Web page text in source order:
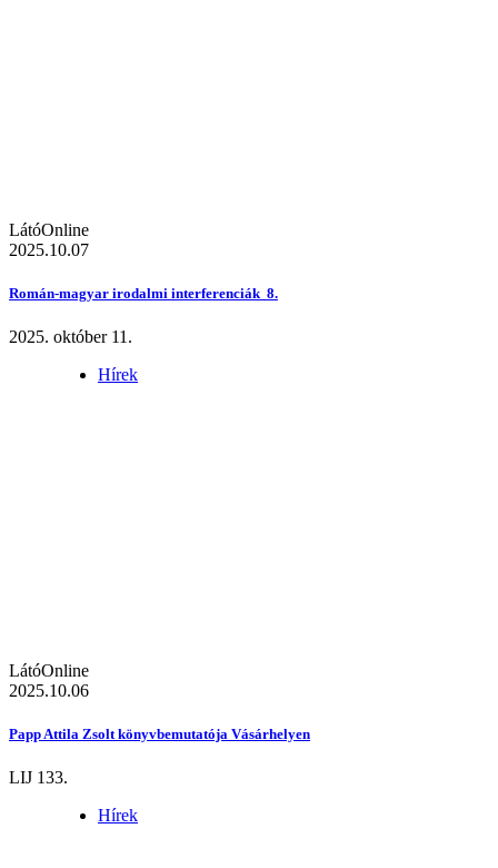
LátóOnline
2025.10.07
Román-magyar irodalmi interferenciák 8.
2025. október 11.
Hírek
LátóOnline
2025.10.06
Papp Attila Zsolt könyvbemutatója Vásárhelyen
LIJ 133.
Hírek